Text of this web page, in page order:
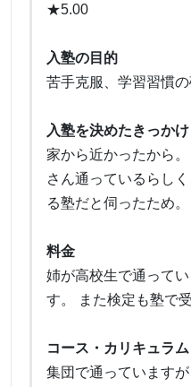
★5.00
入塾の目的
苦手克服、学習習慣
入塾を決めたきっかけ
家から近かったから
さん通っているらし
る塾だと伺ったため。
料金
姉が高校生で通って
す。 また検定も塾で
コース・カリキュラム
集団で通っています